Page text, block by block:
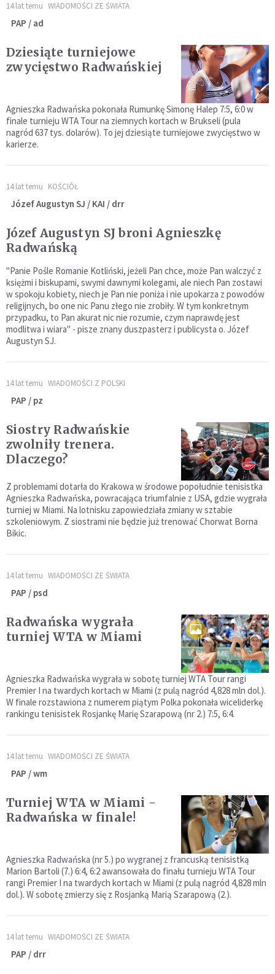
14 lat temu WIADOMOŚCI ZE ŚWIATA
PAP / ad
Dziesiąte turniejowe
zwycięstwo Radwańskiej
Agnieszka Radwańska pokonała Rumunkę Simonę Halep 7:5, 6:0 w
finale turnieju WTA Tour na ziemnych kortach w Brukseli (pula
nagród 637 tys. dolarów). To jej dziesiąte turniejowe zwycięstwo w
karierze.
14 lat temu KOŚCIÓŁ
Józef Augustyn SJ / KAI / drr
Józef Augustyn SJ broni Agnieszkę
Radwańską
"Panie Pośle Romanie Kotliński, jeżeli Pan chce, może Pan walczyć z
księżmi i biskupami, swymi dawnymi kolegami, ale niech Pan zostawi
w spokoju kobiety, niech je Pan nie poniża i nie upokarza z powodów
religijnych, bo one nic Panu złego nie zrobiły. W tym konkretnym
przypadku, to Pan akurat nic nie rozumie, czym naprawdę jest
modlitwa i wiara" - pisze znany duszpasterz i publicysta o. Józef
Augustyn SJ.
14 lat temu WIADOMOŚCI Z POLSKI
PAP / pz
Siostry Radwańskie
zwolniły trenera.
Dlaczego?
Z problemami dotarła do Krakowa w środowe popołudnie tenisistka
Agnieszka Radwańska, powracająca triumfalnie z USA, gdzie wygrała
turniej w Miami. Na lotnisku zapowiedziała zmiany w sztabie
szkoleniowym. Z siostrami nie będzie już trenować Chorwat Borna
Bikic.
14 lat temu WIADOMOŚCI ZE ŚWIATA
PAP / psd
Radwańska wygrała
turniej WTA w Miami
Agnieszka Radwańska wygrała w sobotę turniej WTA Tour rangi
Premier I na twardych kortach w Miami (z pulą nagród 4,828 mln dol.).
W finale rozstawiona z numerem piątym Polka pokonała wiceliderkę
rankingu tenisistek Rosjankę Marię Szarapową (nr 2.) 7:5, 6:4.
14 lat temu WIADOMOŚCI ZE ŚWIATA
PAP / wm
Turniej WTA w Miami -
Radwańska w finale!
Agnieszka Radwańska (nr 5.) po wygranej z francuską tenisistką
Marion Bartoli (7.) 6:4, 6:2 awansowała do finału turnieju WTA Tour
rangi Premier I na twardych kortach w Miami (z pulą nagród 4,828 mln
dol.). W sobotę zmierzy się z Rosjanką Marią Szarapową (2.).
14 lat temu WIADOMOŚCI ZE ŚWIATA
PAP / drr